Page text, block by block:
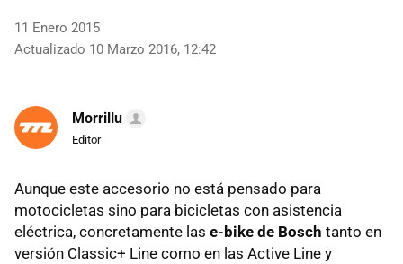
11 Enero 2015
Actualizado 10 Marzo 2016, 12:42
Morrillu
Editor
Aunque este accesorio no está pensado para
motocicletas sino para bicicletas con asistencia
eléctrica, concretamente las e-bike de Bosch tanto en
versión Classic+ Line como en las Active Line y